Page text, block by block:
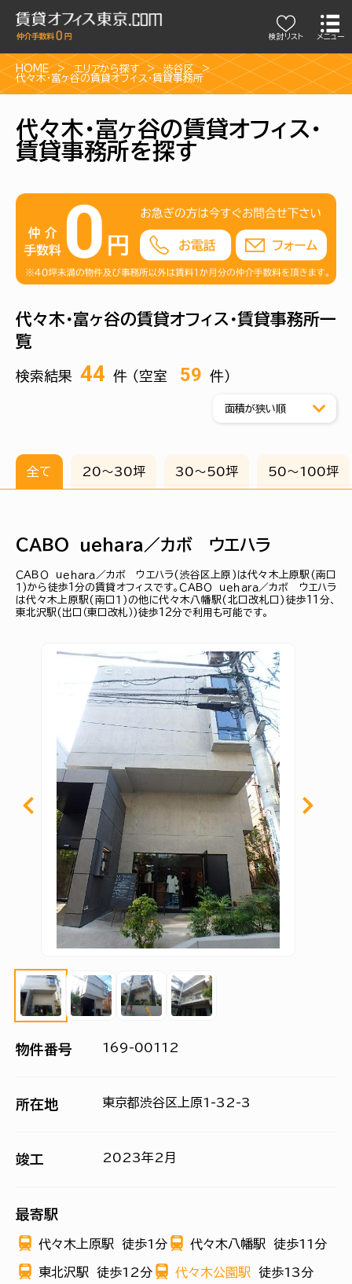
検討リスト メニュー
HOME エリアから探す
渋谷区
代々木・富ヶ谷の賃貸オフィス・賃貸事務所
代々木・富ヶ谷の賃貸オフィス・
賃貸事務所を探す
代々木・富ヶ谷の賃貸オフィス・賃貸事務所一
覧
検索結果 44 件 （空室 59 件）
全て 20〜30坪 30〜50坪 50〜100坪
ＣＡＢＯ ｕｅｈａｒａ／カボ ウエハラ
ＣＡＢＯ ｕｅｈａｒａ／カボ ウエハラ(渋谷区上原)は代々木上原駅(南口
１)から徒歩1分の賃貸オフィスです。ＣＡＢＯ ｕｅｈａｒａ／カボ ウエハラ
は代々木上原駅(南口１)の他に代々木八幡駅(北口改札口)徒歩11分、
東北沢駅(出口（東口改札）)徒歩12分で利用も可能です。
物件番号 169-00112
所在地 東京都渋谷区上原1-32-3
竣工 2023年2月
最寄駅
代々木上原駅 徒歩1分 代々木八幡駅 徒歩11分
東北沢駅 徒歩12分 代々木公園駅 徒歩13分